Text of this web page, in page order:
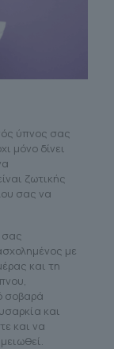
ύπνος σας
μόνο δίνει
ζωτικής
σας να
σας
με
και τη
σοβαρά
και
και να